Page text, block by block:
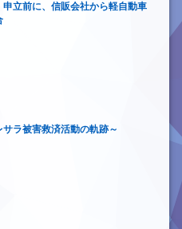
立前に、信販会社から軽自動車
ラ被害救済活動の軌跡～